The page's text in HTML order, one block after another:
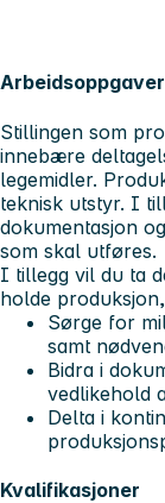
Arbeidsoppgaver
Stillingen som
innebære
legemidler.
teknisk utstyr. I
dokumentasjon
som skal utføres.
I tillegg vil du ta
holde
Sørge for
samt
Bidra i
vedlikehold
Delta i
Kvalifikasjoner